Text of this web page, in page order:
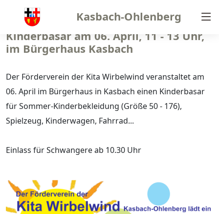
Kasbach-Ohlenberg
Kinderbasar am 06. April, 11 - 13 Uhr,
im Bürgerhaus Kasbach
Der Förderverein der Kita Wirbelwind veranstaltet am
06. April im Bürgerhaus in Kasbach einen Kinderbasar
für Sommer-Kinderbekleidung (Größe 50 - 176),
Spielzeug, Kinderwagen, Fahrrad...
Einlass für Schwangere ab 10.30 Uhr